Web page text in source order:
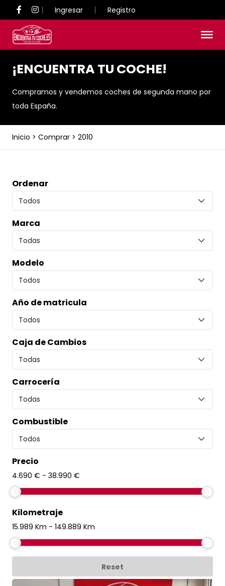
Ingresar Registro
¡ENCUENTRA TU COCHE!
Compramos y vendemos coches de segunda mano por
toda España.
Inicio > Comprar > 2010
Ordenar
Marca
Modelo
Año de matricula
Caja de Cambios
Carrocería
Combustible
Precio
4.690 € - 38.990 €
Kilometraje
15.989 Km - 149.889 Km
Reset